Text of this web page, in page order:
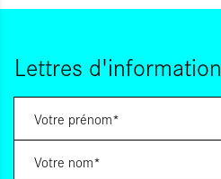
Lettres d'information